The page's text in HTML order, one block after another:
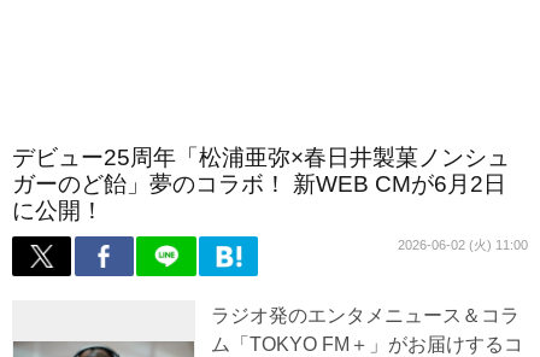
デビュー25周年「松浦亜弥×春日井製菓ノンシュ
ガーのど飴」夢のコラボ！ 新WEB CMが6月2日
に公開！
2026-06-02 (火) 11:00
ラジオ発のエンタメニュース＆コラ
ム「TOKYO FM＋」がお届けするコ